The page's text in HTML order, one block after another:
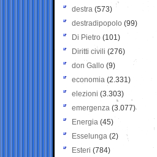
destra (573)
destradipopolo (99)
Di Pietro (101)
Diritti civili (276)
don Gallo (9)
economia (2.331)
elezioni (3.303)
emergenza (3.077)
Energia (45)
Esselunga (2)
Esteri (784)